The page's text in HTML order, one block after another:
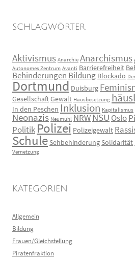
SCHLAGWÖRTER
Aktivismus Anarchie Anarchismus
Autonomes Zentrum Avanti Barrierefreiheit
Behinderungen Bildung Blockado
Dortmund Duisburg
GesellschaftGewalt Hausbesetzung
In den Peschen Inklusion Kapitalismus
Neonazis Neumühl NRWNSU Oslo
Politik Polizei Polizeigewalt
Schule Sehbehinderung Solidarität
Vernetzung
KATEGORIEN
Allgemein
Bildung
Frauen/Gleichstellung
Piratenfraktion